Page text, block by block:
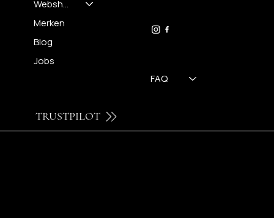
Webshop
Merken
Blog
Jobs
FAQ
TRUSTPILOT